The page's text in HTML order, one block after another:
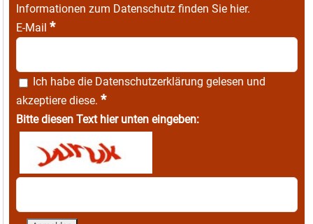
Informationen zum Datenschutz finden Sie hier.
E-Mail *
Ich habe die Datenschutzerklärung gelesen und
akzeptiere diese. *
Bitte diesen Text hier unten eingeben: